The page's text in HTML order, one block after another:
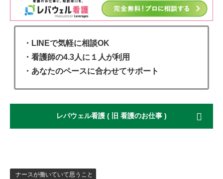
・LINEで気軽に相談OK
・看護師の4.3人に１人が利用
・あなたのペースに合わせてサポート
レバウェル看護 ( 旧 看護のお仕事 )
ナースが働いていて思うこと